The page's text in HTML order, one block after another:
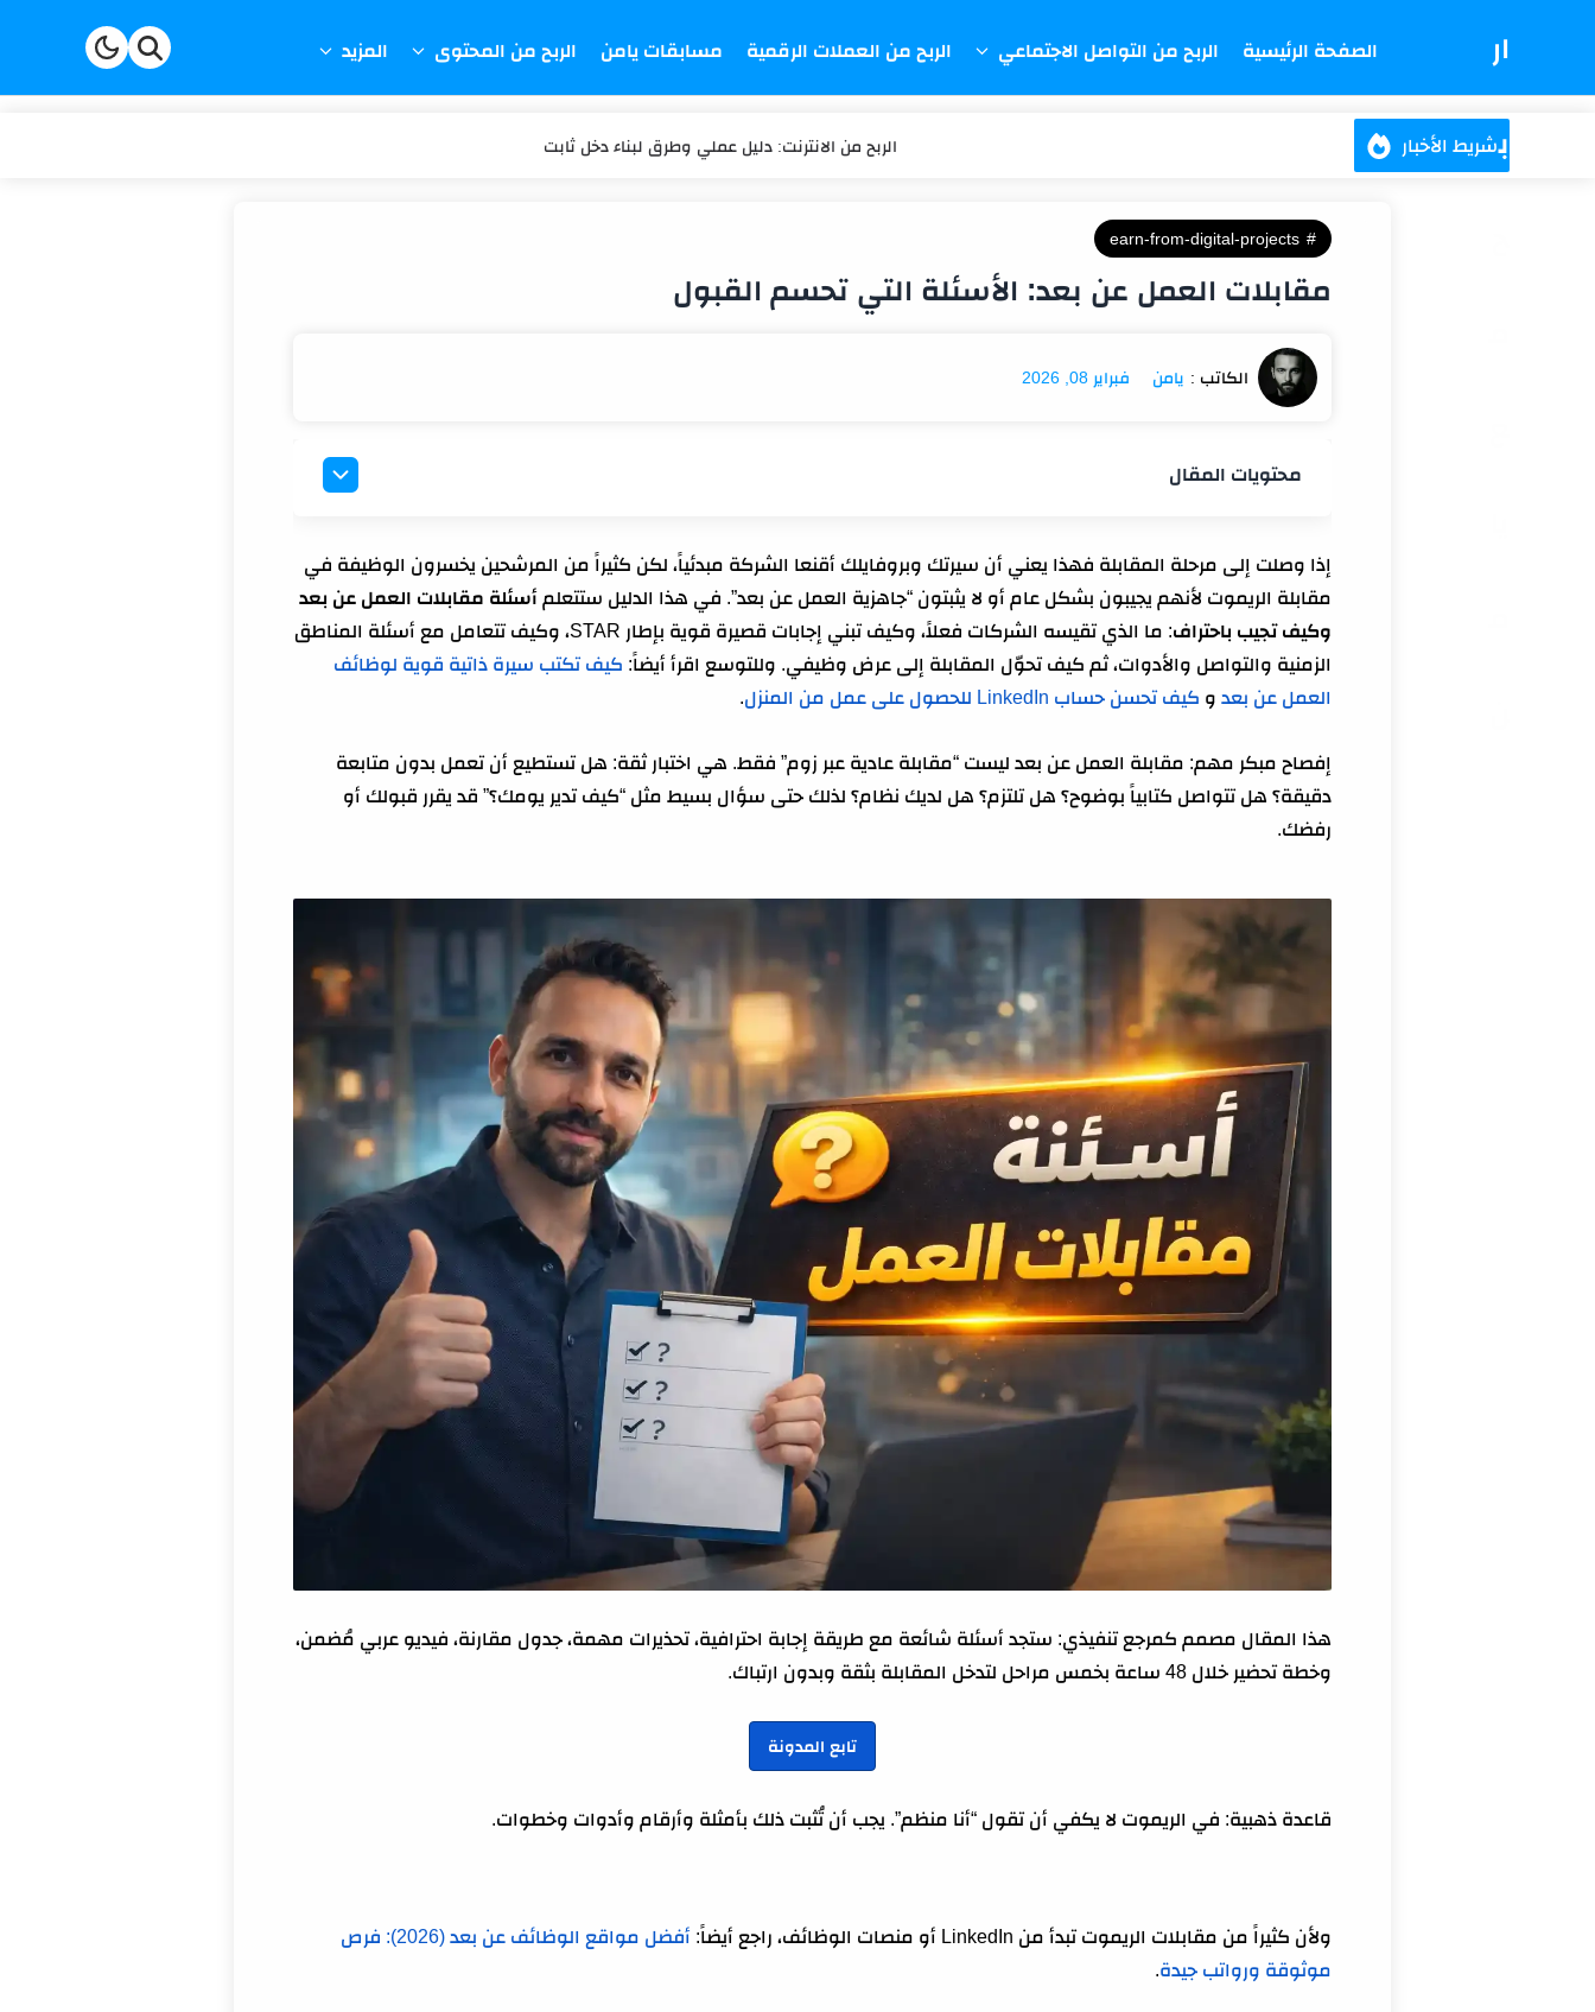
ار
ب
الصفحة الرئيسية الربح من التواصل الاجتماعي الربح من العملات الرقمية مسابقات يامن الربح من المحتوى المزيد
شريط الأخبار الربح من الانترنت: دليل عملي وطرق لبناء دخل ثابت
العمل من المنزل مربح؟ الحقيقة بالأرقام هنا
earn-from-digital-projects
مقابلات العمل عن بعد: الأسئلة التي تحسم القبول
فبراير 08, 2026
محتويات المقال
أسئلة مقابلات العمل عن بعد وكيف تجيب باحتراف: إطار الإجابة الذهبية (STAR + Remote Proof)
أسئلة مقابلات العمل عن بعد وكيف تجيب باحتراف: 25 سؤالاً شائعاً (مع طريقة إجابة نموذجية)
أسئلة مقابلات العمل عن بعد وكيف تجيب باحتراف: أسئلة “خادعة” تكشف ضعف المرشح (وتعامل معها بذكاء)
خطوات عملية للبدء في التحضير لمقابلة العمل عن بعد خطوة بخطوة
3- تجهيز “Remote Proof Pack”: أدوات + نظام يومي + توثيق + مثال رسالة
فيديو عملي مرتبط بالموضوع
أسئلة مقابلات العمل عن بعد وكيف تجيب باحتراف: روابط رسمية خارجية تساعدك على التحضير
أسئلة مقابلات العمل عن بعد وكيف تجيب باحتراف: ولماذا هذا الأسلوب هو الذي يفوز في 2027
الخاتمة
أسئلة سريعة قبل أن تبدأ اليوم
إذا وصلت إلى مرحلة المقابلة فهذا يعني أن سيرتك وبروفايلك أقنعا الشركة مبدئياً، لكن كثيراً من المرشحين يخسرون الوظيفة في
مقابلة الريموت لأنهم يجيبون بشكل عام أو لا يثبتون “جاهزية العمل عن بعد”. في هذا الدليل ستتعلم أسئلة مقابلات العمل عن بعد
وكيف تجيب باحتراف
: ما الذي تقيسه الشركات فعلاً، وكيف تبني إجابات قصيرة قوية بإطار STAR، وكيف تتعامل مع أسئلة المناطق
الزمنية والتواصل والأدوات، ثم كيف تحوّل المقابلة إلى عرض وظيفي. وللتوسع اقرأ أيضاً: كيف تكتب سيرة ذاتية قوية لوظائف
العمل عن بعد و كيف تحسن حساب LinkedIn للحصول على عمل من المنزل .
إفصاح مبكر مهم: مقابلة العمل عن بعد ليست “مقابلة عادية عبر زوم” فقط. هي اختبار ثقة: هل تستطيع أن تعمل بدون متابعة
دقيقة؟ هل تتواصل كتابياً بوضوح؟ هل تلتزم؟ هل لديك نظام؟ لذلك حتى سؤال بسيط مثل “كيف تدير يومك؟” قد يقرر قبولك أو
رفضك.
هذا المقال مصمم كمرجع تنفيذي: ستجد أسئلة شائعة مع طريقة إجابة احترافية، تحذيرات مهمة، جدول مقارنة، فيديو عربي مُضمن،
وخطة تحضير خلال 48 ساعة بخمس مراحل لتدخل المقابلة بثقة وبدون ارتباك.
تابع المدونة
قاعدة ذهبية: في الريموت لا يكفي أن تقول “أنا منظم”. يجب أن تُثبت ذلك بأمثلة وأرقام وأدوات وخطوات.
ولأن كثيراً من مقابلات الريموت تبدأ من LinkedIn أو منصات الوظائف، راجع أيضاً:
أفضل مواقع الوظائف عن بعد (2026): فرص
موثوقة ورواتب جيدة.